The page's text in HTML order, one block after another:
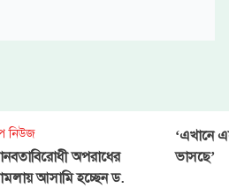
নিউজ
অপরাধের
আসামি হচ্ছেন ড.
‘এখানে
ভাসছে’